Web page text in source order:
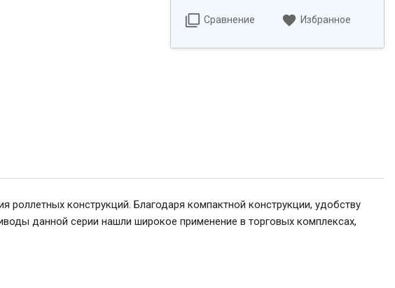
Сравнение Избранное
конструкций. Благодаря компактной конструкции, удобству
данной серии нашли широкое применение в торговых комплексах,